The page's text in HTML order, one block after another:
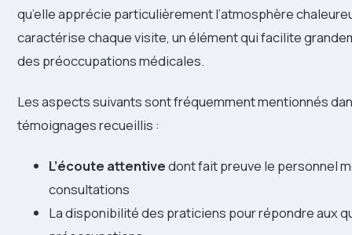
qu’elle apprécie particulièrement l’atmosphère
caractérise chaque visite, un élément qui facilite
des préoccupations médicales.
Les aspects suivants sont fréquemment mentionnés
témoignages recueillis :
L’écoute attentivedont fait preuve le personnel
consultations
La disponibilité des praticiens pour répondre aux